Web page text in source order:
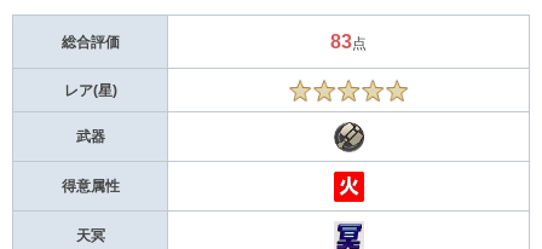
総合評価 83点
レア(星)
武器
得意属性
天冥